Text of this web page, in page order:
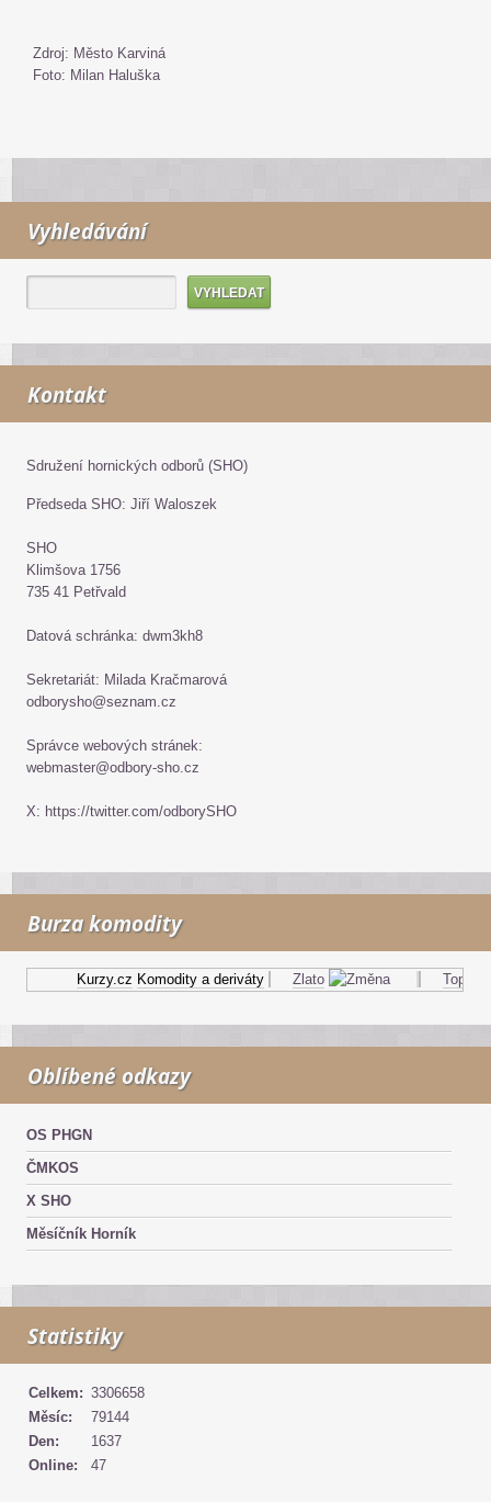
Zdroj: Město Karviná
Foto: Milan Haluška
Vyhledávání
Kontakt
Sdružení hornických odborů (SHO)
Předseda SHO: Jiří Waloszek
SHO
Klimšova 1756
735 41 Petřvald
Datová schránka: dwm3kh8
Sekretariát: Milada Kračmarová
odborysho@seznam.cz
Správce webových stránek:
webmaster@odbory-sho.cz
X: https://twitter.com/odborySHO
Burza komodity
Kurzy.cz Komodity a deriváty Zlato Topný
Oblíbené odkazy
OS PHGN
ČMKOS
X SHO
Měsíčník Horník
Statistiky
Online: 47
Celkem: 3306658
Měsíc:
79144
Den:
1637